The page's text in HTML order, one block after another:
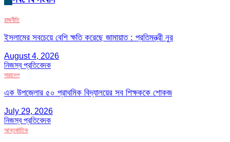
রাজনীতি
ইসলামের সবচেয়ে বেশি ক্ষতি করেছে জামায়াত : প্রতিমন্ত্রী নুর
August 4, 2026
নিজস্ব প্রতিবেদক
সারাদেশ
এক উপজেলার ৫০ প্রাথমিক বিদ্যালয়ের সব শিক্ষককে শোকজ
July 29, 2026
নিজস্ব প্রতিবেদক
আন্তর্জাতিক